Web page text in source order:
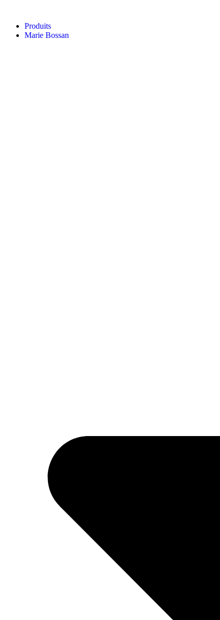
contenuProduits
Marie Bossan